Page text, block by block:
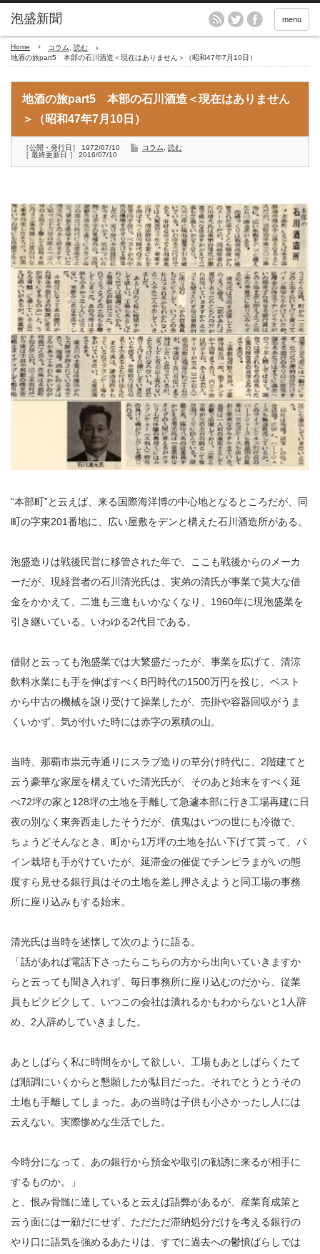
menu
Home コラム
読む
地酒の旅part5 本部の石川酒造＜現在はありません＞（昭和47年7月10日）
地酒の旅part5 本部の石川酒造＜現在はありません
＞（昭和47年7月10日）
［公開・発行日］ 1972/07/10
［ 最終更新日 ］ 2016/07/10
コラム 読む
“本部町”と云えば、来る国際海洋博の中心地となるところだが、同
町の字東201番地に、広い屋敷をデンと構えた石川酒造所がある。
泡盛造りは戦後民営に移管された年で、ここも戦後からのメーカ
ーだが、現経営者の石川清光氏は、実弟の清氏が事業で莫大な借
金をかかえて、二進も三進もいかなくなり、1960年に現泡盛業を
引き継いている。いわゆる2代目である。
借財と云っても泡盛業では大繁盛だったが、事業を広げて、清涼
飲料水業にも手を伸ばすべくB円時代の1500万円を投じ、ベスト
から中古の機械を譲り受けて操業したが、売掛や容器回収がうま
くいかず、気が付いた時には赤字の累積の山。
当時、那覇市祟元寺通りにスラブ造りの草分け時代に、2階建てと
云う豪華な家屋を構えていた清光氏が、そのあと始末をすべく延
べ72坪の家と128坪の土地を手離して急遽本部に行き工場再建に日
夜の別なく東奔西走したそうだが、債鬼はいつの世にも冷徹で、
ちょうどそんなとき、町から1万坪の土地を払い下げて貰って、パ
イン栽培も手がけていたが、延滞金の催促でチンピラまがいの態
度すら見せる銀行員はその土地を差し押さえようと同工場の事務
所に座り込みもする始末。
清光氏は当時を述懐して次のように語る。
「話があれば電話下さったらこちらの方から出向いていきますか
らと云っても聞き入れず、毎日事務所に座り込むのだから、従業
員もビクビクして、いつこの会社は潰れるかもわからないと1人辞
め、2人辞めしていきました。
あとしばらく私に時間をかして欲しい、工場もあとしばらくたて
ば順調にいくからと懇願したが駄目だった。それでとうとうその
土地も手離してしまった。あの当時は子供も小さかったし人には
云えない。実際惨めな生活でした。
今時分になって、あの銀行から預金や取引の勧誘に来るが相手に
するものか。」
と、恨み骨髄に達していると云えば語弊があるが、産業育成策と
云う面には一顧だにせず、ただただ滞納処分だけを考える銀行の
やり口に語気を強めるあたりは、すでに過去への鬱憤ばらしでは